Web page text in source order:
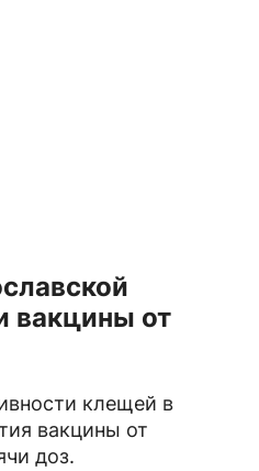
вакцины от
клещей в
вакцины от
доз.